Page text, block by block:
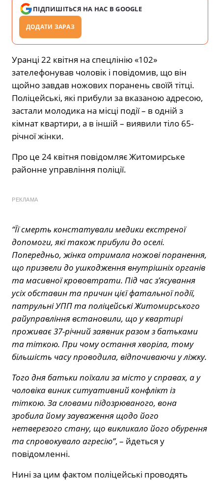
ПІДПИШІТЬСЯ НА НАС В GOOGLE
ДОДАТИ ЗАРАЗ
Уранці 22 квітня на спецлінію «102»
зателефонував чоловік і повідомив, що він
щойно завдав ножових поранень своїй тітці.
Поліцейські, які прибули за вказаною адресою,
застали молодика на місці події – в одній з
кімнат квартири, а в іншій – виявили тіло 65-
річної жінки.
Про це 24 квітня повідомляє Житомирське
районне управління поліції.
РЕКЛАМА
“Її смерть констатували медики екстреної
допомоги, які також прибули до оселі.
Попередньо, жінка отримала ножові поранення,
що призвели до ушкодження внутрішніх органів
та масивної крововтрати. Під час з’ясування
усіх обставин та причин цієї фатальної події,
патрульні УПП та поліцейські Житомирського
райуправління встановили, що у квартирі
проживає 37-річний заявник разом з батьками
та тіткою. При чому остання хворіла, тому
більшість часу проводила, відпочиваючи у ліжку.
Того дня батьки поїхали за місто у справах, а у
чоловіка виник ситуативний конфлікт із
тіткою. За словами підозрюваного, вона
зробила йому зауваження щодо його
нетверезого стану, що викликало його обурення
та спровокувало агресію”, – йдеться у
повідомленні.
Нині за цим фактом поліцейські проводять